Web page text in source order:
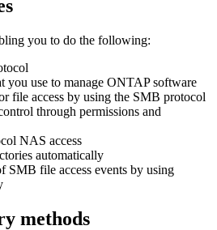
you to do the following:
you use to manage ONTAP software
file access by using the SMB protocol
through permissions and
NAS access
automatically
SMB file access events by using
methods